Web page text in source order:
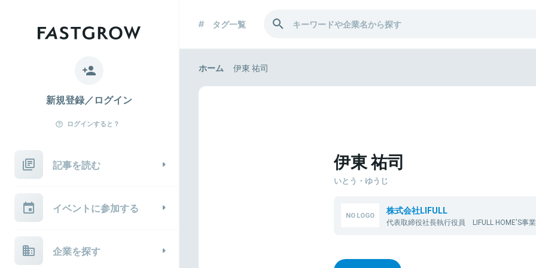
新規登録／ログイン
ログインすると？
記事を読む
イベントに参加する
企業を探す
タグ一覧
ホーム 伊東 祐司
伊東 祐司
いとう・ゆうじ
株式会社LIFULL
代表取締役社長執行役員 LIFULL HOME'S事